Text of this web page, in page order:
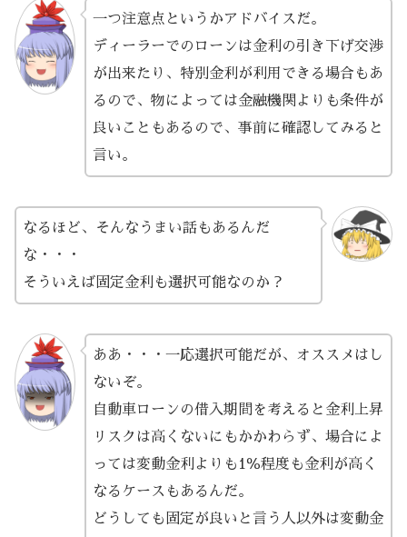
一つ注意点というかアドバイスだ。
ディーラーでのローンは金利の引き下げ交渉
が出来たり、特別金利が利用できる場合もあ
るので、物によっては金融機関よりも条件が
良いこともあるので、事前に確認してみると
言い。
なるほど、そんなうまい話もあるんだ
な・・・
そういえば固定金利も選択可能なのか？
ああ・・・一応選択可能だが、オススメはし
ないぞ。
自動車ローンの借入期間を考えると金利上昇
リスクは高くないにもかかわらず、場合によ
っては変動金利よりも1％程度も金利が高く
なるケースもあるんだ。
どうしても固定が良いと言う人以外は変動金